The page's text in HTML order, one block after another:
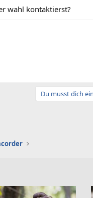
wahl kontaktierst?
Du musst dich